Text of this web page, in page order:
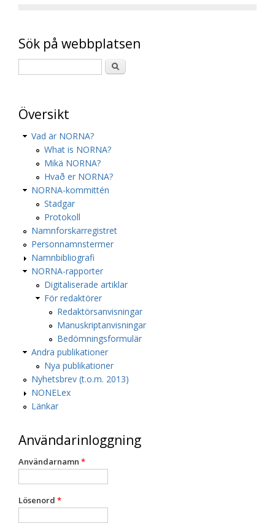
Sök på webbplatsen
Översikt
Vad är NORNA?
What is NORNA?
Mikä NORNA?
Hvað er NORNA?
NORNA-kommittén
Stadgar
Protokoll
Namnforskarregistret
Personnamnstermer
Namnbibliografi
NORNA-rapporter
Digitaliserade artiklar
För redaktörer
Redaktörsanvisningar
Manuskriptanvisningar
Bedömningsformulär
Andra publikationer
Nya publikationer
Nyhetsbrev (t.o.m. 2013)
NONELex
Länkar
Användarinloggning
Användarnamn *
Lösenord *